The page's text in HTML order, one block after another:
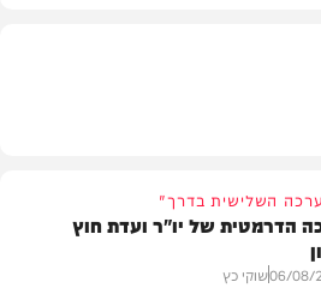
השלישית בדרך"
הדרמטית של יו"ר ועדת חוץ
06/08/שוקי כץ